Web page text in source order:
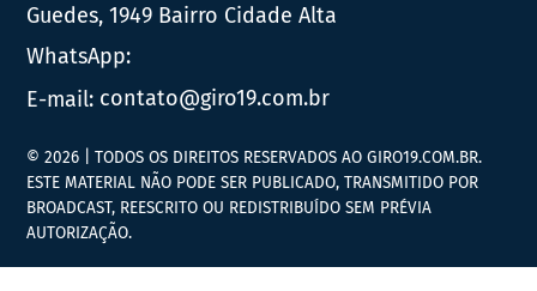
Guedes, 1949 Bairro Cidade Alta
WhatsApp:
E-mail: contato@giro19.com.br
© 2026 | TODOS OS DIREITOS RESERVADOS AO GIRO19.COM.BR.
ESTE MATERIAL NÃO PODE SER PUBLICADO, TRANSMITIDO POR
BROADCAST, REESCRITO OU REDISTRIBUÍDO SEM PRÉVIA
AUTORIZAÇÃO.